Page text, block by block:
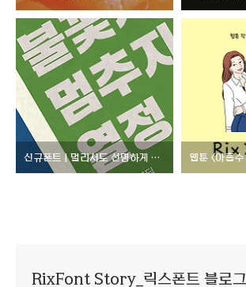
신규폰트 | 멀리서도 선명하게 한눈에 꽂히는, Rix열정고딕
RixFont Story_릭스폰트 블로그